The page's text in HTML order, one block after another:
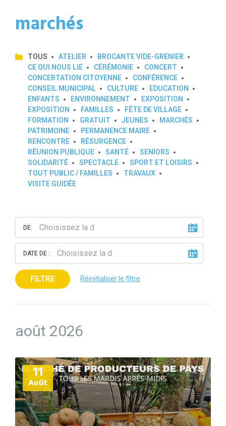
marchés
TOUS ATELIER
BROCANTE VIDE-GRENIER
CE QUI NOUS LIE
CÉRÉMONIE
CONCERT
CONCERTATION CITOYENNE
CONFÉRENCE
CONSEIL MUNICIPAL
CULTURE
EDUCATION
ENFANTS
ENVIRONNEMENT
EXPOSITION
EXPOSITION
FAMILLES
FÊTE DE VILLAGE
FORMATION
GRATUIT JEUNES
MARCHÉS
PATRIMOINE
PERMANENCE MAIRE
RENCONTRE
RÉSURGENCE
RÉUNION PUBLIQUE
SANTÉ
SENIORS
SOLIDARITÉ
SPECTACLE
SPORT ET LOISIRS
TOUT PUBLIC / FAMILLES
TRAVAUX
VISITE GUIDÉE
DE:
DATE DE :
FILTRE Réinitialiser le filtre
août 2026
11
Août
Plus
d'informations